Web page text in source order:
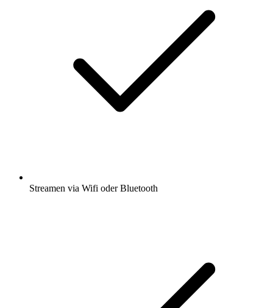
Streamen via Wifi oder Bluetooth